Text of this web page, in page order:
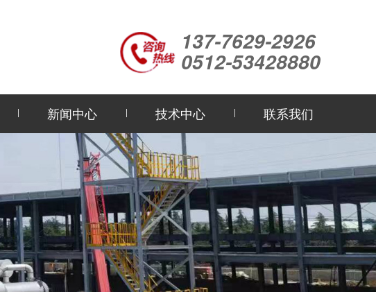
137-7629-2926
0512-53428880
新闻中心 技术中心 联系我们